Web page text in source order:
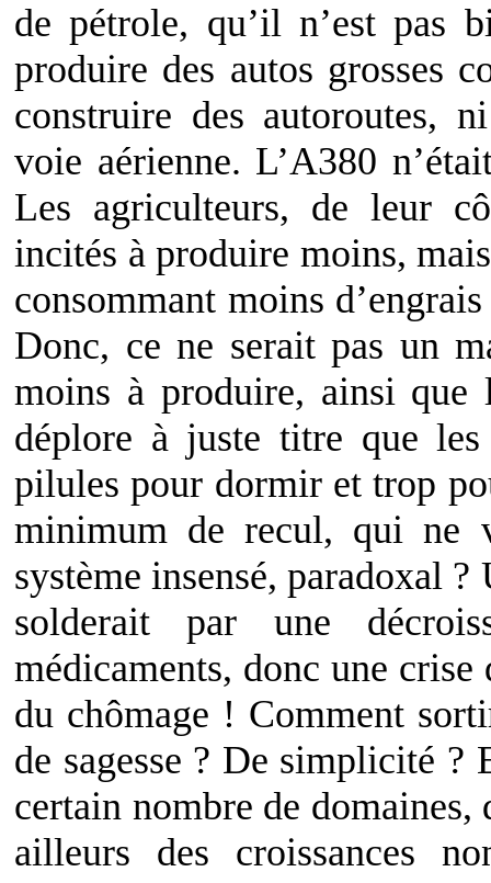
de pétrole, qu’il n’est pas
produire des autos grosses
construire des autoroutes,
voie aérienne. L’A380
Les agriculteurs, de leur
incités à produire moins,
consommant moins
Donc, ce ne serait pas un
moins à produire, ainsi que
déplore à juste titre que
pilules pour dormir et trop
minimum de recul, qui ne
système insensé, paradoxal
solderait par une
médicaments, donc une
du chômage ! Comment
de sagesse ? De simplicité ?
certain nombre de domaines,
ailleurs des croissances